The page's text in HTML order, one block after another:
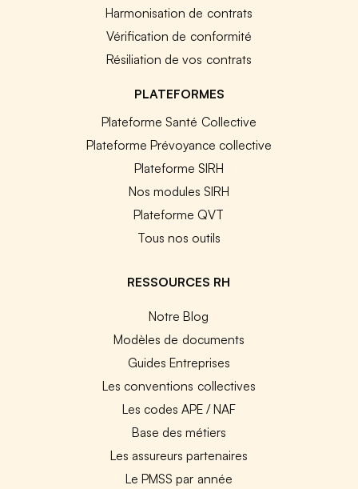
Harmonisation de contrats
Vérification de conformité
Résiliation de vos contrats
PLATEFORMES
Plateforme Santé Collective
Plateforme Prévoyance collective
Plateforme SIRH
Nos modules SIRH
Plateforme QVT
Tous nos outils
RESSOURCES RH
Notre Blog
Modèles de documents
Guides Entreprises
Les conventions collectives
Les codes APE / NAF
Base des métiers
Les assureurs partenaires
Le PMSS par année